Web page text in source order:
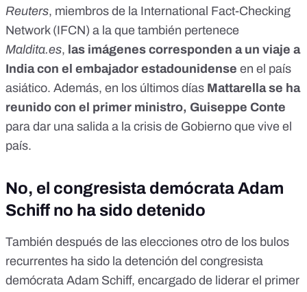
Reuters, miembros de la International Fact-Checking
Network (IFCN) a la que también pertenece
Maldita.es, las imágenes corresponden a un viaje a
India con el embajador estadounidense en el país
asiático. Además, en los últimos días Mattarella se ha
reunido con el primer ministro, Guiseppe Conte
para dar una salida a la crisis de Gobierno que vive el
país.
No, el congresista demócrata Adam
Schiff no ha sido detenido
También después de las elecciones otro de los bulos
recurrentes ha sido la detención del congresista
demócrata Adam Schiff, encargado de liderar el primer